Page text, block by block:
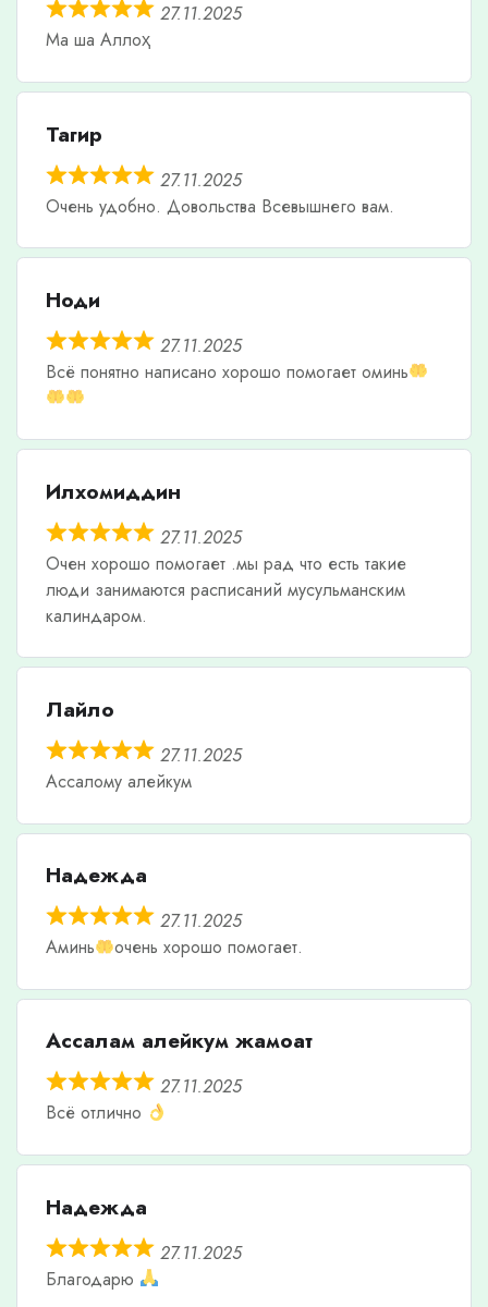
27.11.2025
Ма ша Аллоҳ
Тагир
27.11.2025
Очень удобно. Довольства Всевышнего вам.
Ноди
27.11.2025
Всë понятно написано хорошо помогает оминь
Илхомиддин
27.11.2025
Очен хорошо помогает .мы рад что есть такие
люди занимаются расписаний мусульманским
калиндаром.
Лайло
27.11.2025
Ассалому алейкум
Надежда
27.11.2025
Аминь
очень хорошо помогает.
Ассалам алейкум жамоат
27.11.2025
Всё отлично
Надежда
27.11.2025
Благодарю